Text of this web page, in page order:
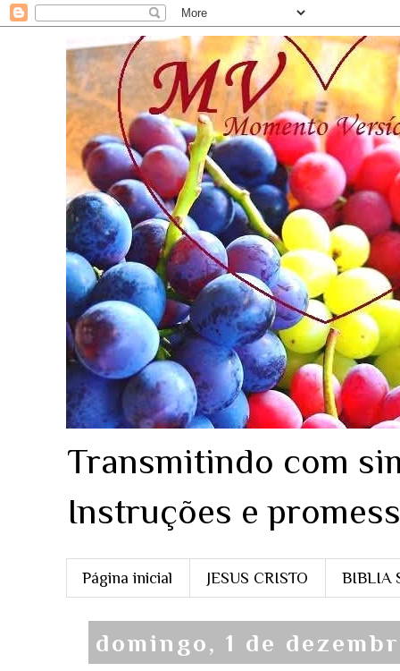
Transmitindo com
Instruções e
Página inicial JESUS CRISTO BIBLIA
domingo, 1 de